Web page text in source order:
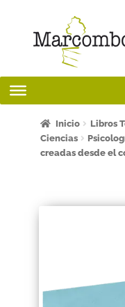
¡Bienvenido al apartado
Inicio
Libros
Ciencias
creadas desde el